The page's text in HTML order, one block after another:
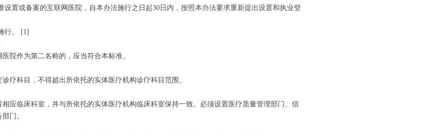
设置或备案的互联网医院，自本办法施行之日起30日内，按照本办法要求重新提出设置和执业登
行。 [1]
院作为第二名称的，应当符合本标准。
疗科目，不得超出所依托的实体医疗机构诊疗科目范围。
应临床科室，并与所依托的实体医疗机构临床科室保持一致。必须设置医疗质量管理部门、信
门。